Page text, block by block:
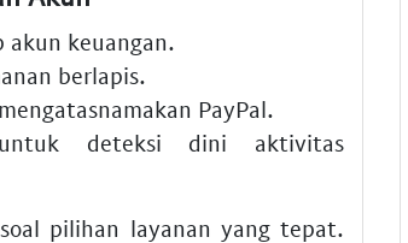
akun keuangan.
berlapis.
PayPal.
deteksi dini aktivitas
pilihan layanan yang tepat.